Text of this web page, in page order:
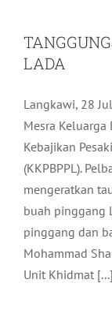
LADA
Langkawi, 28
Mesra
Kebajikan
(KKPBPPL).
mengeratkan
buah pinggang
pinggang dan
Mohammad
Unit Khidmat [...]